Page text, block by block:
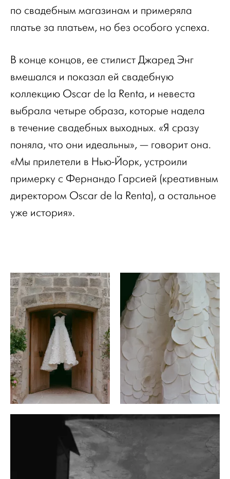
по свадебным магазинам и примеряла
платье за ​​платьем, но без особого успеха.
В конце концов, ее стилист Джаред Энг
вмешался и показал ей свадебную
коллекцию Oscar de la Renta, и невеста
выбрала четыре образа, которые надела
в течение свадебных выходных. «Я сразу
поняла, что они идеальны», — говорит она.
«Мы прилетели в Нью-Йорк, устроили
примерку с Фернандо Гарсией (креативным
директором Oscar de la Renta), а остальное
уже история».